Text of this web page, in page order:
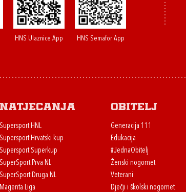
HNS Ulaznice App HNS Semafor App
Natjecanja
Supersport HNL
Supersport Hrvatski kup
Supersport Superkup
SuperSport Prva NL
SuperSport Druga NL
Magenta Liga
Obitelj
Generacija 111
Edukacija
#JednaObitelj
Ženski nogomet
Veterani
Dječji i školski nogomet